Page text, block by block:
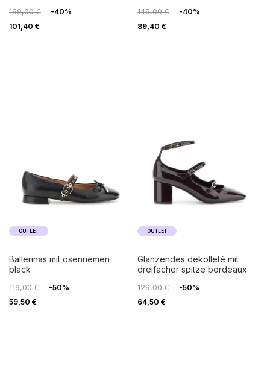
169,00 €
-40%
101,40 €
149,00 €
-40%
89,40 €
OUTLET
ballerinas mit ösenriemen
black
119,00 €
-50%
59,50 €
OUTLET
glänzendes dekolleté mit
dreifacher spitze bordeaux
129,00 €
-50%
64,50 €